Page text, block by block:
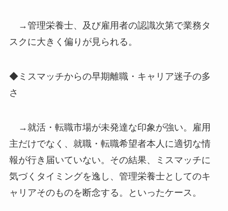
→管理栄養士、及び雇用者の認識次第で業務タ
スクに大きく偏りが見られる。
◆ミスマッチからの早期離職・キャリア迷子の多
さ
→就活・転職市場が未発達な印象が強い。雇用
主だけでなく、就職・転職希望者本人に適切な情
報が行き届いていない。その結果、ミスマッチに
気づくタイミングを逸し、管理栄養士としてのキ
ャリアそのものを断念する。といったケース。